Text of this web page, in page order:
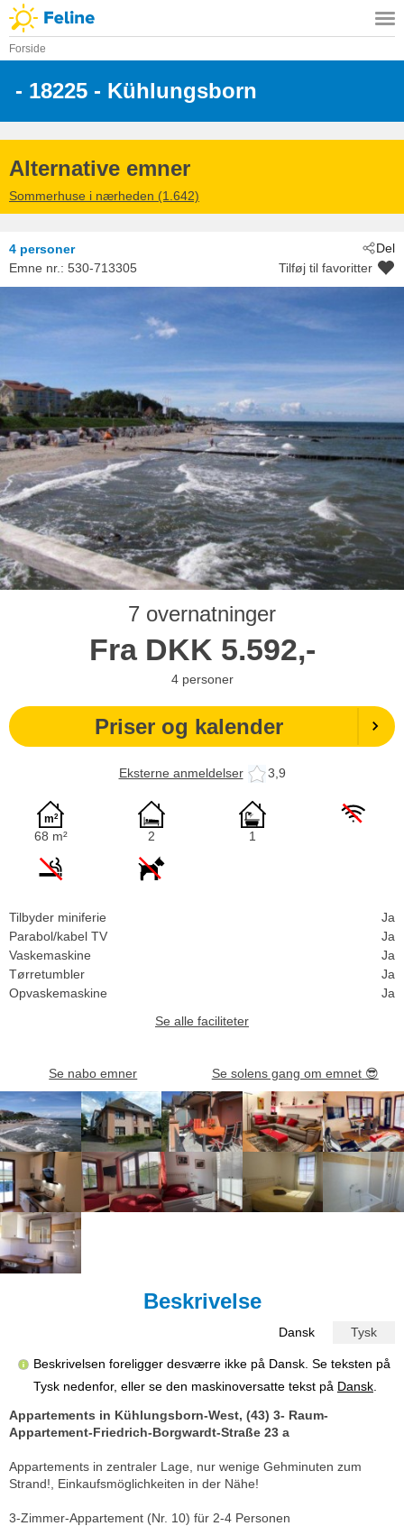
Forside
- 18225 - Kühlungsborn
Alternative emner
Sommerhuse i nærheden (1.642)
Del
4 personer
Emne nr.: 530-713305 Tilføj til favoritter
7 overnatninger
Fra DKK 5.592,-
4 personer
Priser og kalender
Eksterne anmeldelser 3,9
68 m² 2 1
Tilbyder miniferie
Ja
Parabol/kabel TV
Ja
Vaskemaskine
Ja
Tørretumbler
Ja
Opvaskemaskine
Ja
Se alle faciliteter
Se nabo emner Se solens gang om emnet 😎
Beskrivelse
Dansk Tysk
Beskrivelsen foreligger desværre ikke på Dansk. Se teksten på
Tysk nedenfor, eller se den maskinoversatte tekst på Dansk
Appartements in Kühlungsborn-West, (43) 3- Raum-
Appartement-Friedrich-Borgwardt-Straße 23 a
Appartements in zentraler Lage, nur wenige Gehminuten zum
Strand!, Einkaufsmöglichkeiten in der Nähe!
3-Zimmer-Appartement (Nr. 10) für 2-4 Personen